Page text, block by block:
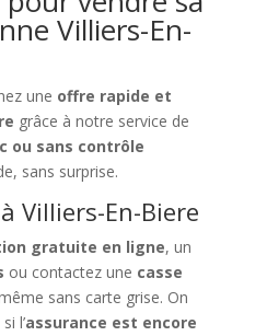
Villiers-En-
une offre rapide et
grâce à notre service de
ou sans contrôle
sans surprise.
Villiers-En-Biere
gratuite en ligne, un
ou contactez une casse
sans carte grise. On
l’assurance est encore